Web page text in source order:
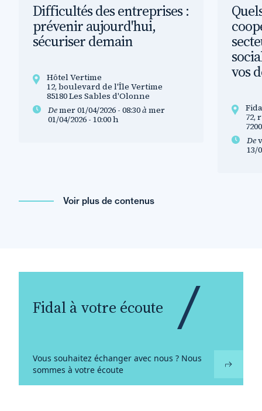
Difficultés des entreprises :
prévenir aujourd'hui,
sécuriser demain
Hôtel Vertime
12, boulevard de l'Île Vertime
85180 Les Sables d'Olonne
Demer 01/04/2026 - 08:30àmer
01/04/2026 - 10:00h
vos
72,
De
13/
Voir plus de contenus
Fidal à votre écoute
Vous souhaitez échanger avec nous ? Nous
sommes à votre écoute